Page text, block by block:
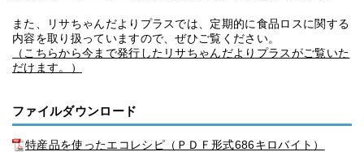
また、リサちゃんだよりプラスでは、定期的に食品ロスに関する
内容を取り扱っていますので、ぜひご覧ください。
（こちらから今まで発行したリサちゃんだよりプラスがご覧いた
だけます。）
ファイルダウンロード
特産品を使ったエコレシピ（ＰＤＦ形式686キロバイト）